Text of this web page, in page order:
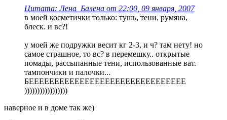
Цитата: Лена_Балена от 22:00, 09 января, 2007
в моей косметички только: тушь, тени, румяна,
блеск. и вс?!
у моей же подружки весит кг 2-3, и ч? там нету! но
самое страшное, то вс? в перемешку.. открытые
помады, рассыпанные тени, использованные ват.
тампончики и палочки...
БЕЕЕЕЕЕЕЕЕЕЕЕЕЕЕЕЕЕЕЕЕЕЕЕЕЕЕЕЕЕЕ
)))))))))))))))))
наверное и в доме так же)